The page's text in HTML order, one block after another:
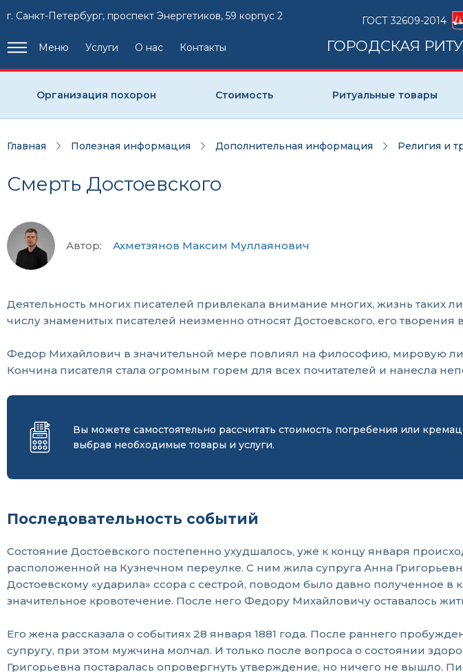
г. Санкт-Петербург, проспект Энергетиков, 59 корпус 2
Меню Услуги О нас Контакты
ГОСТ 32609-2014
ГОРОДСКАЯ
Организация похорон Стоимость Ритуальные товары
Главная Полезная информация Дополнительная информация Религия и
Смерть Достоевского
Автор: Ахметзянов Максим Муллаянович
Деятельность многих писателей привлекала внимание многих, жизнь таких
числу знаменитых писателей неизменно относят Достоевского, его
Федор Михайлович в значительной мере повлиял на философию, мировую
Кончина писателя стала огромным горем для всех почитателей и нанесла
Вы можете самостоятельно рассчитать стоимость погребения или
выбрав необходимые товары и услуги.
Последовательность событий
Состояние Достоевского постепенно ухудшалось, уже к концу января
расположенной на Кузнечном переулке. С ним жила супруга Анна
Достоевскому «ударила» ссора с сестрой, поводом было давно полученное в
значительное кровотечение. После него Федору Михайловичу оставалось
Его жена рассказала о событиях 28 января 1881 года. После раннего
супругу, при этом мужчина молчал. И только после вопроса о состоянии
Григорьевна постаралась опровергнуть утверждение, но ничего не вышло.